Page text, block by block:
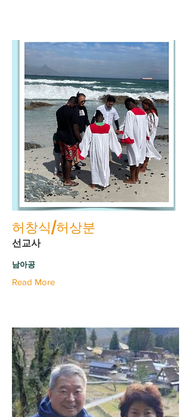
허창식/허상분
선교사
남아공
Read More